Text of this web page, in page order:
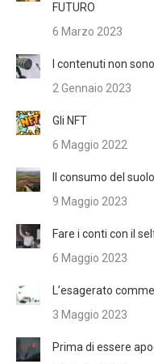
FUTURO
6 Marzo 2023
I contenuti non
2 Gennaio 2023
Gli NFT
6 Maggio 2022
Il consumo del
9 Maggio 2023
Fare i conti con il
6 Maggio 2023
L’esagerato
3 Maggio 2023
Prima di essere